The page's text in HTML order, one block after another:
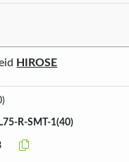
HIROSE
R-SMT-1(40)